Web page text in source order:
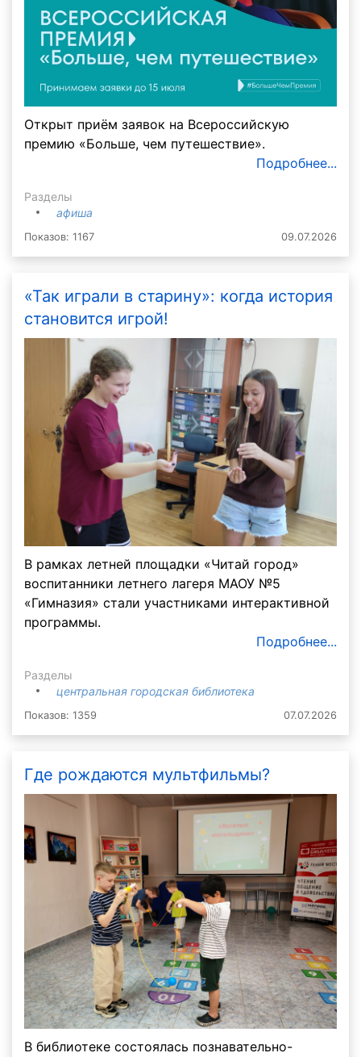
Открыт приём заявок на Всероссийскую
премию «Больше, чем путешествие».
Подробнее...
Разделы
афиша
Показов: 1167 09.07.2026
«Так играли в старину»: когда история
становится игрой!
В рамках летней площадки «Читай город»
воспитанники летнего лагеря МАОУ №5
«Гимназия» стали участниками интерактивной
программы.
Подробнее...
Разделы
центральная городская библиотека
Показов: 1359 07.07.2026
Где рождаются мультфильмы?
В библиотеке состоялась познавательно-